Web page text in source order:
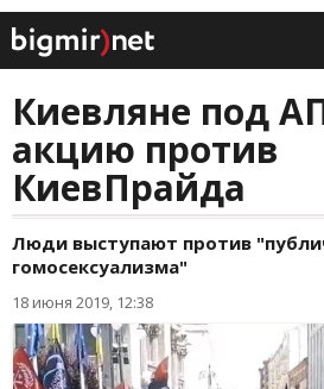
Киевляне под
акцию против
КиевПрайда
Люди выступают против
гомосексуализма"
18 июня 2019, 12:38